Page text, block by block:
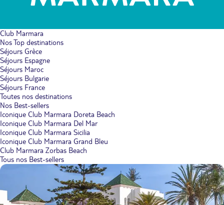
Club Marmara
Nos Top destinations
Séjours Grèce
Séjours Espagne
Séjours Maroc
Séjours Bulgarie
Séjours France
Toutes nos destinations
Nos Best-sellers
Iconique Club Marmara Doreta Beach
Iconique Club Marmara Del Mar
Iconique Club Marmara Sicilia
Iconique Club Marmara Grand Bleu
Club Marmara Zorbas Beach
Tous nos Best-sellers